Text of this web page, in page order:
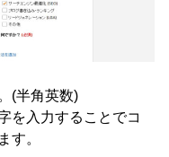
(半角英数)
を入力することでコ
す。